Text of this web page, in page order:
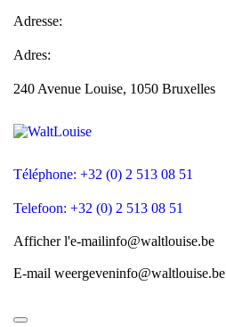
Adresse:
Adres:
240 Avenue Louise, 1050 Bruxelles
Téléphone: +32 (0) 2 513 08 51
Telefoon: +32 (0) 2 513 08 51
Afficher l'e-mailinfo@waltlouise.be
E-mail weergeveninfo@waltlouise.be